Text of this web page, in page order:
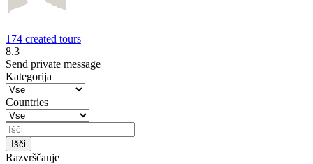
174 created tours
8.3
Send private message
Kategorija
Countries
Razvrščanje